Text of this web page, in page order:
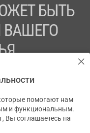
БЫТЬ
С ВРАЧОМ
43631965.
помогают нам
и функциональным.
Вы соглашаетесь на
✕